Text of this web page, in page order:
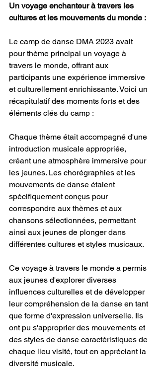
Un voyage enchanteur à travers les
cultures et les mouvements du monde :
Le camp de danse DMA 2023 avait
pour thème principal un voyage à
travers le monde, offrant aux
participants une expérience immersive
et culturellement enrichissante. Voici un
récapitulatif des moments forts et des
éléments clés du camp :
Chaque thème était accompagné d'une
introduction musicale appropriée,
créant une atmosphère immersive pour
les jeunes. Les chorégraphies et les
mouvements de danse étaient
spécifiquement conçus pour
correspondre aux thèmes et aux
chansons sélectionnées, permettant
ainsi aux jeunes de plonger dans
différentes cultures et styles musicaux.
Ce voyage à travers le monde a permis
aux jeunes d'explorer diverses
influences culturelles et de développer
leur compréhension de la danse en tant
que forme d'expression universelle. Ils
ont pu s'approprier des mouvements et
des styles de danse caractéristiques de
chaque lieu visité, tout en appréciant la
diversité musicale.